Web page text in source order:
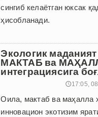
сингиб келаётган юксак
ҳисобланади.
Экологик
МАКТАБ ва
интеграциясига
🕔17:05,
Оила, мактаб ва маҳалла
инновацион экотизим